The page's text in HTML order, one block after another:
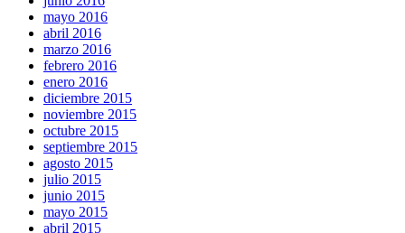
mayo 2016
abril 2016
marzo 2016
febrero 2016
enero 2016
diciembre 2015
noviembre 2015
octubre 2015
septiembre 2015
agosto 2015
julio 2015
junio 2015
mayo 2015
abril 2015